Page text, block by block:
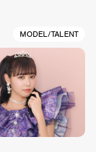
MODEL/TALENT